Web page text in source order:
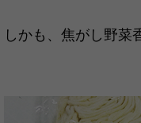
しかも、焦がし野菜